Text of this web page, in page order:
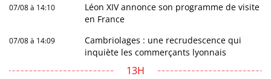
07/08 à 14:10
Léon XIV annonce son programme de visite
en France
07/08 à 14:09
Cambriolages : une recrudescence qui
inquiète les commerçants lyonnais
13H